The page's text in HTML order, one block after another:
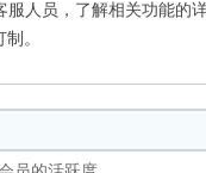
服人员，了解相关功能的
。